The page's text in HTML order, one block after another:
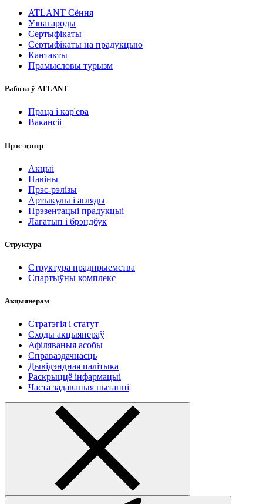
ATLANT Сёння
Узнагароды
Сертыфікаты
Сертыфікаты на прадукцыю
Кантакты
Прамысловы турызм
Работа ў ATLANT
Праца і кар'ера
Вакансіі
Прэс-цэнтр
Акцыі
Навіны
Прэс-рэлізы
Артыкулы і агляды
Прэзентацыі прадукцыі
Лагатып і брэндбук
Структура
Структура прадпрыемства
Спартыўны комплекс
Акцыянерам
Стратэгія і статут
Сходы акцыянераў
Афіляваныя асобы
Справаздачнасць
Дывідэндная палітыка
Раскрыццё інфармацыі
Часта задаваныя пытанні